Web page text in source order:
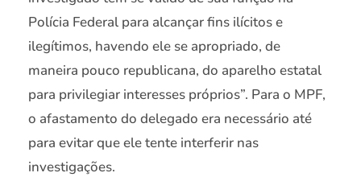
Polícia Federal para alcançar fins ilícitos e
ilegítimos, havendo ele se apropriado, de
maneira pouco republicana, do aparelho estatal
para privilegiar interesses próprios”. Para o MPF,
o afastamento do delegado era necessário até
para evitar que ele tente interferir nas
investigações.